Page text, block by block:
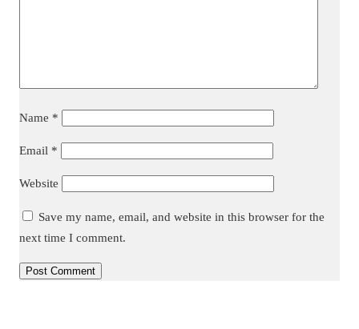
Name *
Email *
Website
Save my name, email, and website in this browser for the
next time I comment.